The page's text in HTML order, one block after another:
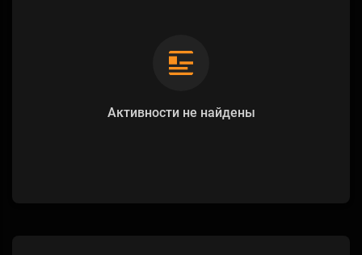
Активности не найдены